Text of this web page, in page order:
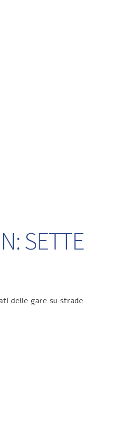
SETTE
delle gare su strade